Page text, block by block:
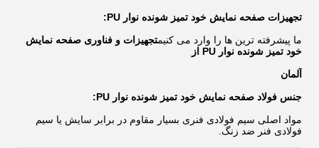
تجهیزات صفحه نمایش خود تمیز شونده نوار PU:
ما پیشرفته ترین ها را وارد می کنیمتجهیزات و فناوری صفحه نمایش
خود تمیز شونده نوار PU از
آلمان
جنس فولاد صفحه نمایش خود تمیز شونده نوار PU:
مواد اصلی سیم فولادی فنری بسیار مقاوم در برابر سایش یا سیم
فولادی فنر ضد زنگ.